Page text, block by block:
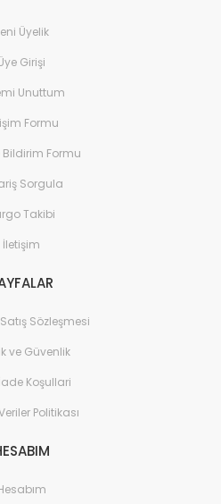
Üyelik
Girişi
Unuttum
Formu
Formu
Sorgula
Takibi
İletişim
Sözleşmesi
ve Güvenlik
Koşullari
Politikası